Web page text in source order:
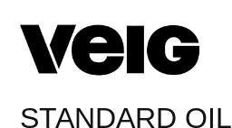
STANDARD OIL